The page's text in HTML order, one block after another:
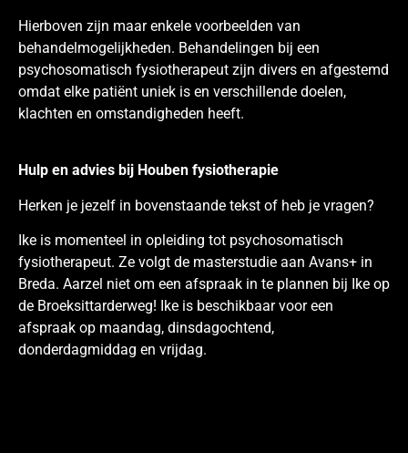
Hierboven zijn maar enkele voorbeelden van
behandelmogelijkheden. Behandelingen bij een
psychosomatisch fysiotherapeut zijn divers en afgestemd
omdat elke patiënt uniek is en verschillende doelen,
klachten en omstandigheden heeft.
Hulp en advies bij Houben fysiotherapie
Herken je jezelf in bovenstaande tekst of heb je vragen?
Ike is momenteel in opleiding tot psychosomatisch
fysiotherapeut. Ze volgt de masterstudie aan Avans+ in
Breda. Aarzel niet om een afspraak in te plannen bij Ike op
de Broeksittarderweg! Ike is beschikbaar voor een
afspraak op maandag, dinsdagochtend,
donderdagmiddag en vrijdag.